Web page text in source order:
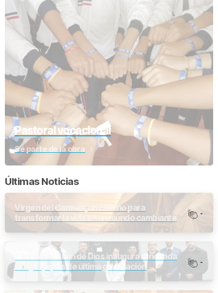
Pastoral vocacional
Sé parte de la obra
Últimas Noticias
Virgen del Carmen, un camino para
transformar la vida en un mundo cambiante
-
Clínica San Juan de Dios inaugura renovada
UCI y Equipos de última generación
-